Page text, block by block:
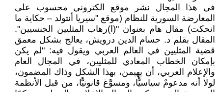
في هذا المجال نشر موقع الكتروني محسوب على
المعارضة السورية للنظام (موقع "سيريا أنتولد – حكاية ما
انحكت) مقال هام بعنوان "(ا)رهاب المثليين الجنسيين".
المقال بقلم د. حسام الدين درويش، يعالج بشكل معمق
قضية المثليين في العالم العربي ويقول فيه: "لم يكن
بإمكان الخطاب المعادي للمثليين، في المجال العام
والإعلام العربي، أن يهيمن، بهذا الشكل وذاك المضمون،
لولا أنه مدعومٌ سياسيًّا، ومسوَّغ قانونيًّا، من قبل الأنظمة